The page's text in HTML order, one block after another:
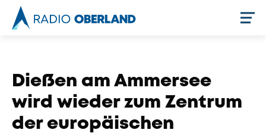
Dießen am Ammersee
wird wieder zum Zentrum
der europäischen